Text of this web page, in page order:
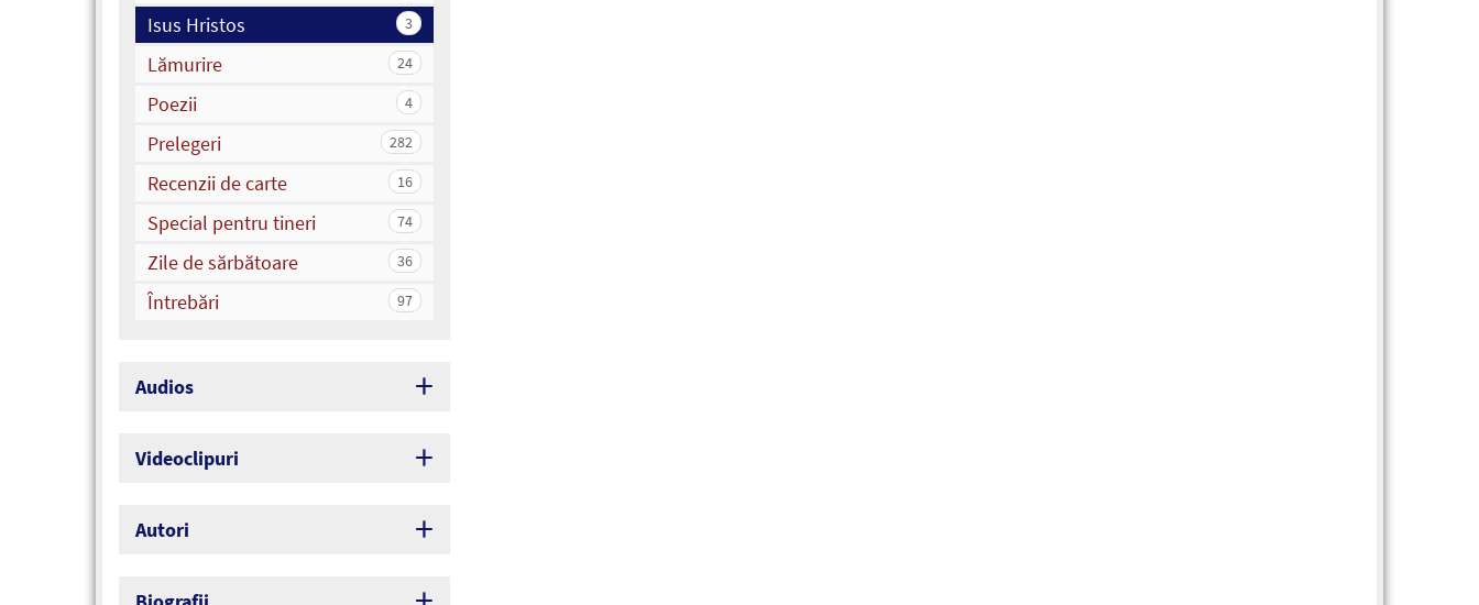
3
Isus Hristos
24
Lămurire
4
Poezii
282
Prelegeri
16
Recenzii de carte
74
Special pentru tineri
36
Zile de sărbătoare
97
Întrebări
Audios
Videoclipuri
Autori